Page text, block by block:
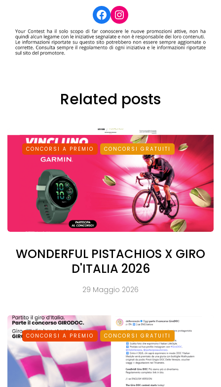
Facebook
Instagram
Related posts
CONCORSI A PREMIO CONCORSI GRATUITI
WONDERFUL PISTACHIOS X GIRO
D'ITALIA 2026
29 Maggio 2026
CONCORSI A PREMIO CONCORSI GRATUITI